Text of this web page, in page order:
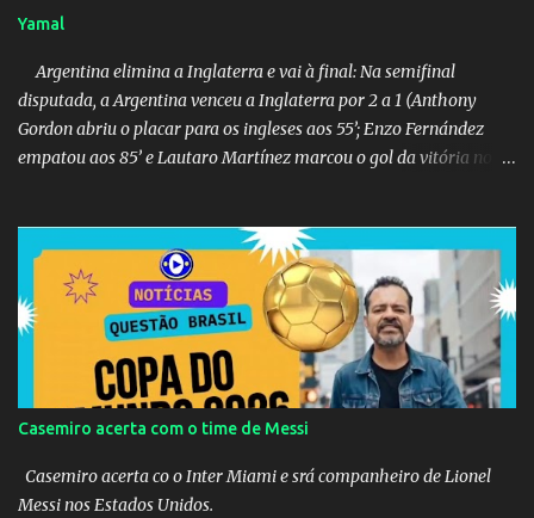
Yamal
Argentina elimina a Inglaterra e vai à final: Na semifinal
disputada, a Argentina venceu a Inglaterra por 2 a 1 (Anthony
Gordon abriu o placar para os ingleses aos 55’; Enzo Fernández
empatou aos 85’ e Lautaro Martínez marcou o gol da vitória nos
Inglaterra durante o jogo.
Casemiro acerta com o time de Messi
Casemiro acerta co o Inter Miami e srá companheiro de Lionel
Messi nos Estados Unidos.